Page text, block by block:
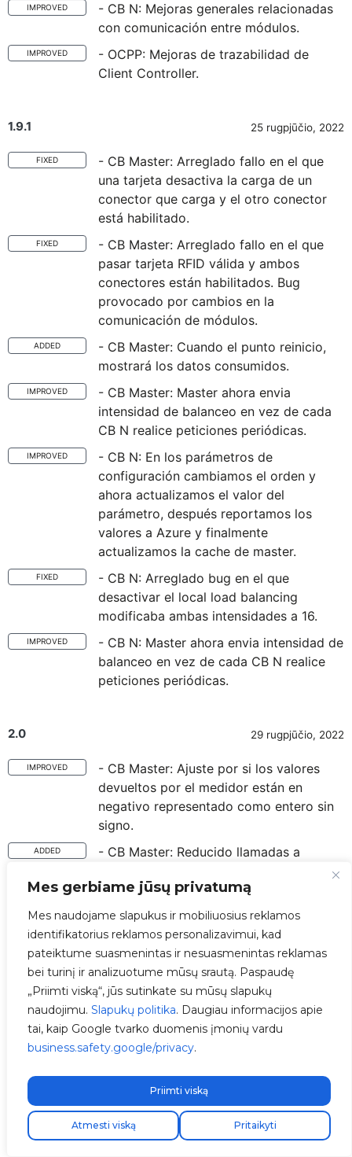
Mes gerbiame jūsų privatumą
Mes naudojame slapukus ir mobiliuosius reklamos
identifikatorius reklamos personalizavimui, kad
pateiktume suasmenintas ir nesuasmenintas reklamas
bei turinį ir analizuotume mūsų srautą. Paspaudę
„Priimti viską“, jūs sutinkate su mūsų slapukų
naudojimu. Slapukų politika. Daugiau informacijos apie
tai, kaip Google tvarko duomenis įmonių vardu
business.safety.google/privacy.
Pritaikyti
Atmesti viską
Priimti viską
IMPROVED
- CB N: Mejoras generales relacionadas
con comunicación entre módulos.
IMPROVED
- OCPP: Mejoras de trazabilidad de
Client Controller.
1.9.1 25 rugpjūčio, 2022
FIXED
- CB Master: Arreglado fallo en el que
una tarjeta desactiva la carga de un
conector que carga y el otro conector
está habilitado.
FIXED
- CB Master: Arreglado fallo en el que
pasar tarjeta RFID válida y ambos
conectores están habilitados. Bug
provocado por cambios en la
comunicación de módulos.
ADDED
- CB Master: Cuando el punto reinicio,
mostrará los datos consumidos.
IMPROVED
- CB Master: Master ahora envia
intensidad de balanceo en vez de cada
CB N realice peticiones periódicas.
IMPROVED
- CB N: En los parámetros de
configuración cambiamos el orden y
ahora actualizamos el valor del
parámetro, después reportamos los
valores a Azure y finalmente
actualizamos la cache de master.
FIXED
- CB N: Arreglado bug en el que
desactivar el local load balancing
modificaba ambas intensidades a 16.
IMPROVED
- CB N: Master ahora envia intensidad de
balanceo en vez de cada CB N realice
peticiones periódicas.
2.0 29 rugpjūčio, 2022
IMPROVED
- CB Master: Ajuste por si los valores
devueltos por el medidor están en
negativo representado como entero sin
signo.
ADDED
- CB Master: Reducido llamadas a
consumo de datos.
ADDED
- CB Master: Guardamos en Chargebox
Cache el estado del servicio V2C para
mostrar si esta o no conectado por la
pantalla.
IMPROVED
- CB N: Mejoras de logs para no mostrar
los get_has_internet_connection y
reducir el número de mensajes i2c en
caso de fallo.
IMPROVED
- CB N: Cambios para reducir llamadas
de has_internet_connection para usar
menos datos.